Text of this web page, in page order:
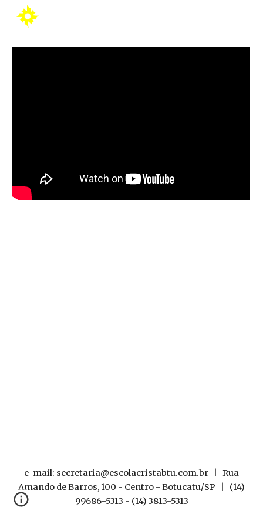
Skip to main content
e-mail: secretaria@escolacristabtu.com.br | Rua
Amando de Barros, 100 - Centro - Botucatu/SP | (14)
99686-5313 - (14) 3813-5313